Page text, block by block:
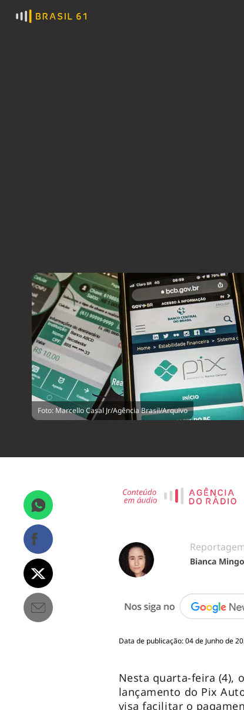
Foto: Marcello Casal Jr/Agência Brasil/Arquivo
Bianca
Data de publicação: 04 de Junho de
Nesta quarta-feira (4), o
lançamento do Pix
visa facilitar o